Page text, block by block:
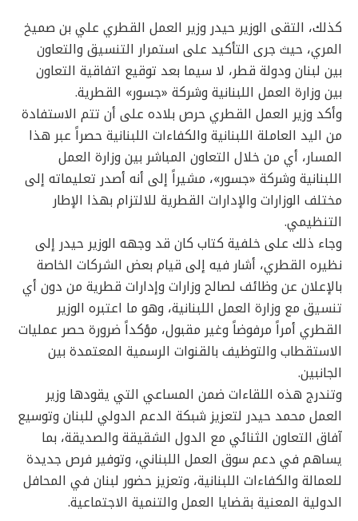
كذلك، التقى الوزير حيدر وزير العمل القطري علي بن صميخ
المري، حيث جرى التأكيد على استمرار التنسيق والتعاون
بين لبنان ودولة قطر، لا سيما بعد توقيع اتفاقية التعاون
بين وزارة العمل اللبنانية وشركة «جسور» القطرية.
وأكد وزير العمل القطري حرص بلاده على أن تتم الاستفادة
من اليد العاملة اللبنانية والكفاءات اللبنانية حصراً عبر هذا
المسار، أي من خلال التعاون المباشر بين وزارة العمل
اللبنانية وشركة «جسور»، مشيراً إلى أنه أصدر تعليماته إلى
مختلف الوزارات والإدارات القطرية للالتزام بهذا الإطار
التنظيمي.
وجاء ذلك على خلفية كتاب كان قد وجهه الوزير حيدر إلى
نظيره القطري، أشار فيه إلى قيام بعض الشركات الخاصة
بالإعلان عن وظائف لصالح وزارات وإدارات قطرية من دون أي
تنسيق مع وزارة العمل اللبنانية، وهو ما اعتبره الوزير
القطري أمراً مرفوضاً وغير مقبول، مؤكداً ضرورة حصر عمليات
الاستقطاب والتوظيف بالقنوات الرسمية المعتمدة بين
الجانبين.
وتندرج هذه اللقاءات ضمن المساعي التي يقودها وزير
العمل محمد حيدر لتعزيز شبكة الدعم الدولي للبنان وتوسيع
آفاق التعاون الثنائي مع الدول الشقيقة والصديقة، بما
يساهم في دعم سوق العمل اللبناني، وتوفير فرص جديدة
للعمالة والكفاءات اللبنانية، وتعزيز حضور لبنان في المحافل
الدولية المعنية بقضايا العمل والتنمية الاجتماعية.